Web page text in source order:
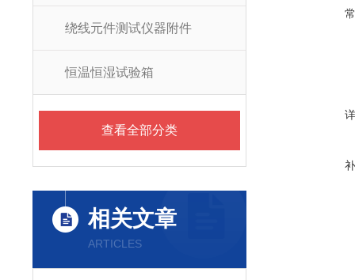
绕线元件测试仪器附件
恒温恒湿试验箱
查看全部分类
相关文章
ARTICLES